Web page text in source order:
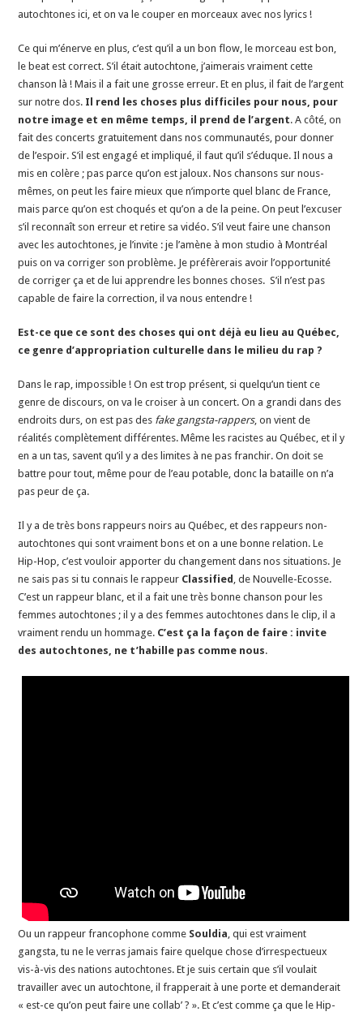
autochtones ici, et on va le couper en morceaux avec nos lyrics !
Ce qui m’énerve en plus, c’est qu’il a un bon flow, le morceau est bon,
le beat est correct. S’il était autochtone, j’aimerais vraiment cette
chanson là ! Mais il a fait une grosse erreur. Et en plus, il fait de l’argent
sur notre dos. Il rend les choses plus difficiles pour nous, pour
notre image et en même temps, il prend de l’argent. A côté, on
fait des concerts gratuitement dans nos communautés, pour donner
de l’espoir. S’il est engagé et impliqué, il faut qu’il s’éduque. Il nous a
mis en colère ; pas parce qu’on est jaloux. Nos chansons sur nous-
mêmes, on peut les faire mieux que n’importe quel blanc de France,
mais parce qu’on est choqués et qu’on a de la peine. On peut l’excuser
s’il reconnaît son erreur et retire sa vidéo. S’il veut faire une chanson
avec les autochtones, je l’invite : je l’amène à mon studio à Montréal
puis on va corriger son problème. Je préfèrerais avoir l’opportunité
de corriger ça et de lui apprendre les bonnes choses. S’il n’est pas
capable de faire la correction, il va nous entendre !
Est-ce que ce sont des choses qui ont déjà eu lieu au Québec,
ce genre d’appropriation culturelle dans le milieu du rap ?
Dans le rap, impossible ! On est trop présent, si quelqu’un tient ce
genre de discours, on va le croiser à un concert. On a grandi dans des
endroits durs, on est pas des fake gangsta-rappers, on vient de
réalités complètement différentes. Même les racistes au Québec, et il y
en a un tas, savent qu’il y a des limites à ne pas franchir. On doit se
battre pour tout, même pour de l’eau potable, donc la bataille on n’a
pas peur de ça.
Il y a de très bons rappeurs noirs au Québec, et des rappeurs non-
autochtones qui sont vraiment bons et on a une bonne relation. Le
Hip-Hop, c’est vouloir apporter du changement dans nos situations. Je
ne sais pas si tu connais le rappeur Classified , de Nouvelle-Ecosse.
C’est un rappeur blanc, et il a fait une très bonne chanson pour les
femmes autochtones ; il y a des femmes autochtones dans le clip, il a
vraiment rendu un hommage. C’est ça la façon de faire : invite
des autochtones, ne t’habille pas comme nous.
Ou un rappeur francophone comme Souldia, qui est vraiment
gangsta, tu ne le verras jamais faire quelque chose d’irrespectueux
vis-à-vis des nations autochtones. Et je suis certain que s’il voulait
travailler avec un autochtone, il frapperait à une porte et demanderait
« est-ce qu’on peut faire une collab’ ? ». Et c’est comme ça que le Hip-